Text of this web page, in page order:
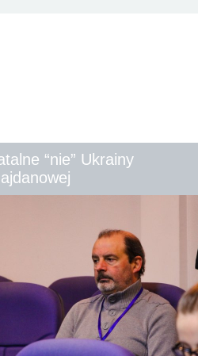
“nie” Ukrainy